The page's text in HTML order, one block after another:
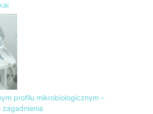
profilu mikrobiologicznym –